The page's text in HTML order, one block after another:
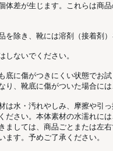
体差が生じます。これらは商
を除き、靴には溶剤（接着剤）
しないでください。
底に傷がつきにくい状態でお
り、靴底に傷がついた場合には
は水・汚れやしみ、摩擦や引
ださい。本体素材の水濡れに
ましては、商品ごとまたは左
ます。予めご了承ください。